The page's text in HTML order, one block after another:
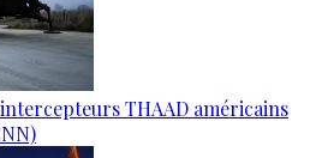
THAAD américains